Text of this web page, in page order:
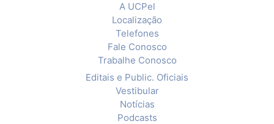
A UCPel
Localização
Telefones
Fale Conosco
Trabalhe Conosco
Editais e Public. Oficiais
Vestibular
Notícias
Podcasts